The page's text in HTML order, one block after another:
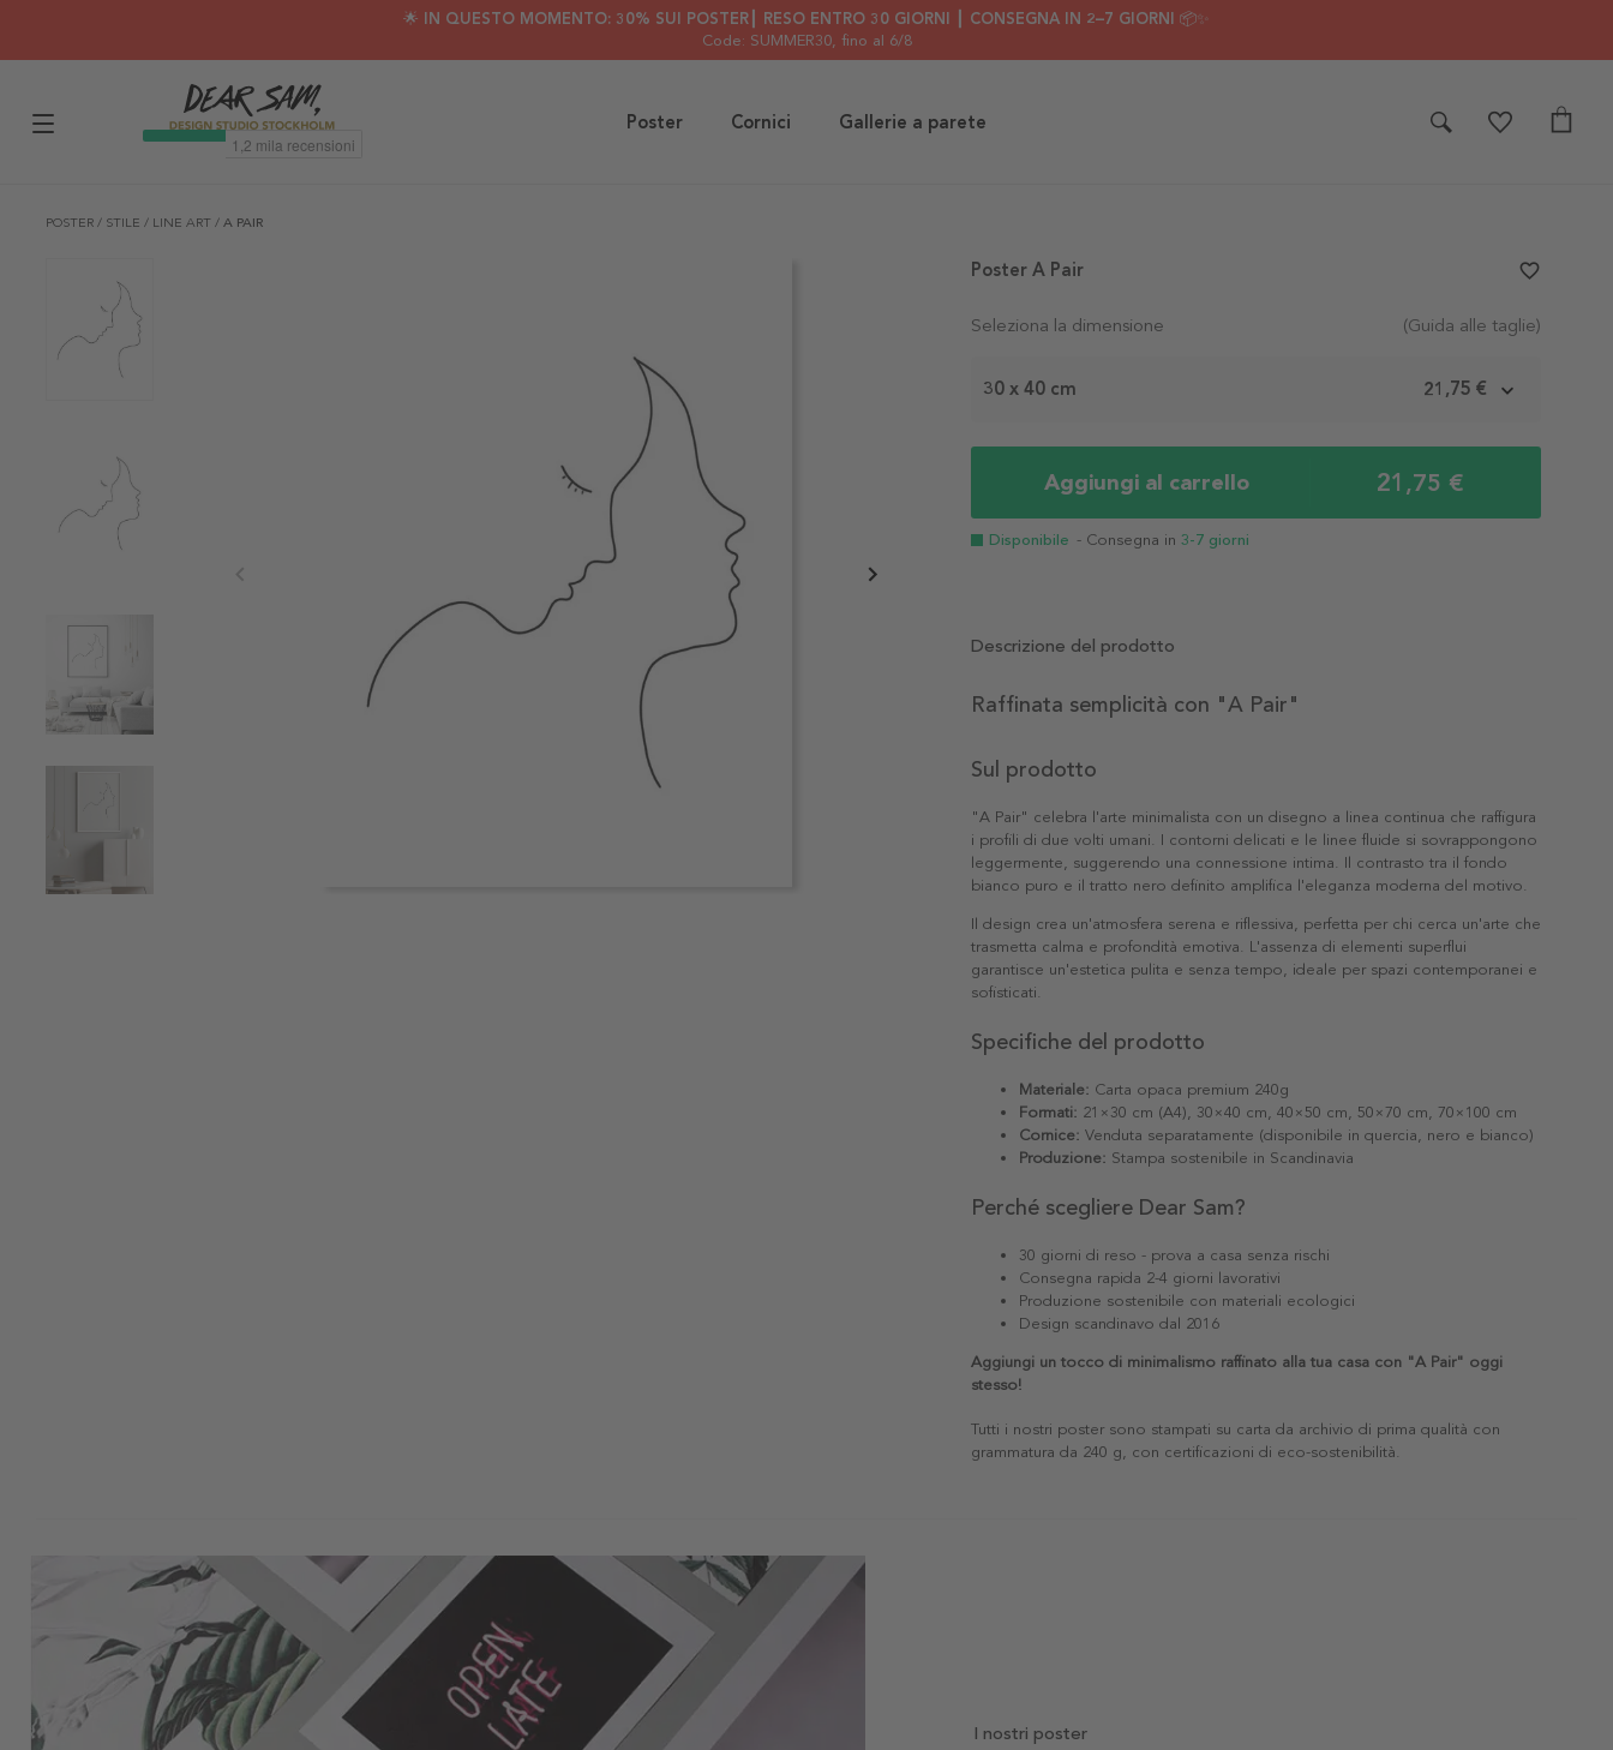
🌟 IN QUESTO MOMENTO: 30% SUI POSTER┃ RESO ENTRO 30 GIORNI ┃ CONSEGNA IN 2–7 GIORNI 📦✨
Code: SUMMER30, fino al 6/8
Poster Cornici Gallerie a parete
POSTER / STILE / LINE ART / A PAIR
Seleziona la dimensione (Guida alle taglie)
30 x 40 cm 21,75 €
Aggiungi al carrello 21,75 €
Disponibile - Consegna in 3-7 giorni
Poster A Pair favorite_border
Descrizione del prodotto
Raffinata semplicità con "A Pair"
Sul prodotto
"A Pair" celebra l'arte minimalista con un disegno a linea continua che raffigura
i profili di due volti umani. I contorni delicati e le linee fluide si sovrappongono
leggermente, suggerendo una connessione intima. Il contrasto tra il fondo
bianco puro e il tratto nero definito amplifica l'eleganza moderna del motivo.
Il design crea un'atmosfera serena e riflessiva, perfetta per chi cerca un'arte che
trasmetta calma e profondità emotiva. L'assenza di elementi superflui
garantisce un'estetica pulita e senza tempo, ideale per spazi contemporanei e
sofisticati.
Specifiche del prodotto
Materiale: Carta opaca premium 240g
Formati: 21×30 cm (A4), 30×40 cm, 40×50 cm, 50×70 cm, 70×100 cm
Cornice: Venduta separatamente (disponibile in quercia, nero e bianco)
Produzione: Stampa sostenibile in Scandinavia
Perché scegliere Dear Sam?
30 giorni di reso - prova a casa senza rischi
Consegna rapida 2-4 giorni lavorativi
Produzione sostenibile con materiali ecologici
Design scandinavo dal 2016
Aggiungi un tocco di minimalismo raffinato alla tua casa con "A Pair" oggi
stesso!
Tutti i nostri poster sono stampati su carta da archivio di prima qualità con
grammatura da 240 g, con certificazioni di eco-sostenibilità.
I nostri poster